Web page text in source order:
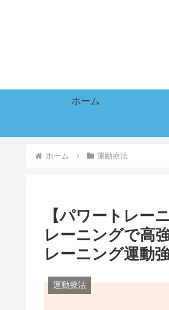
ホーム
ホーム 運動療法
【パワートレー
レーニングで高
レーニング運動
運動療法